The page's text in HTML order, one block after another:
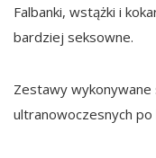
Falbanki, wstążki i
bardziej seksowne.
Zestawy
ultranowoczesnych